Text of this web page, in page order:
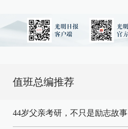
值班总编推荐
44岁父亲考研，不只是励志故事